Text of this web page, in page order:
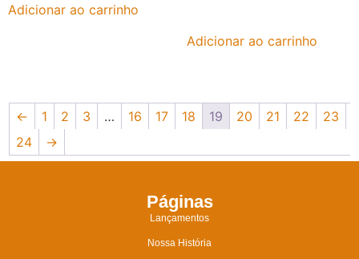
Adicionar ao carrinho
Adicionar ao carrinho
← 1 2 3 … 16 17 18 19 20 21 22
23
24
→
Páginas
Lançamentos
Nossa História